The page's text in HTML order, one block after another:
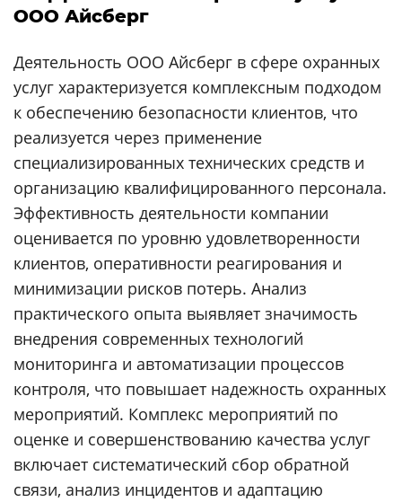
ООО Айсберг
Деятельность ООО Айсберг в сфере охранных
услуг характеризуется комплексным подходом
к обеспечению безопасности клиентов, что
реализуется через применение
специализированных технических средств и
организацию квалифицированного персонала.
Эффективность деятельности компании
оценивается по уровню удовлетворенности
клиентов, оперативности реагирования и
минимизации рисков потерь. Анализ
практического опыта выявляет значимость
внедрения современных технологий
мониторинга и автоматизации процессов
контроля, что повышает надежность охранных
мероприятий. Комплекс мероприятий по
оценке и совершенствованию качества услуг
включает систематический сбор обратной
связи, анализ инцидентов и адаптацию